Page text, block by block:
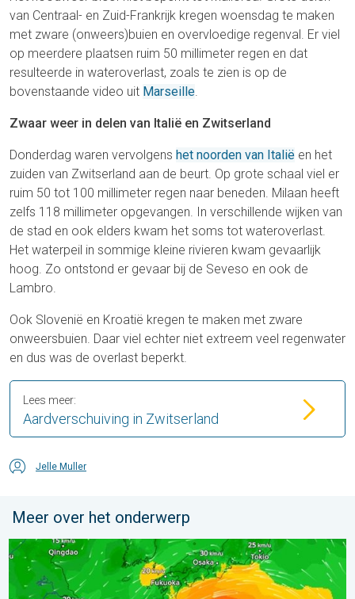
van Centraal- en Zuid-Frankrijk kregen woensdag te maken
met zware (onweers)buien en overvloedige regenval. Er viel
op meerdere plaatsen ruim 50 millimeter regen en dat
resulteerde in wateroverlast, zoals te zien is op de
bovenstaande video uit Marseille.
Zwaar weer in delen van Italië en Zwitserland
Donderdag waren vervolgens het noorden van Italië en het
zuiden van Zwitserland aan de beurt. Op grote schaal viel er
ruim 50 tot 100 millimeter regen naar beneden. Milaan heeft
zelfs 118 millimeter opgevangen. In verschillende wijken van
de stad en ook elders kwam het soms tot wateroverlast.
Het waterpeil in sommige kleine rivieren kwam gevaarlijk
hoog. Zo ontstond er gevaar bij de Seveso en ook de
Lambro.
Ook Slovenië en Kroatië kregen te maken met zware
onweersbuien. Daar viel echter niet extreem veel regenwater
en dus was de overlast beperkt.
Aardverschuiving in Zwitserland
Lees meer:
Jelle Muller
Meer over het onderwerp
Tyfoon Dolphin op weg naar Japan. Veel regen en wind. . .